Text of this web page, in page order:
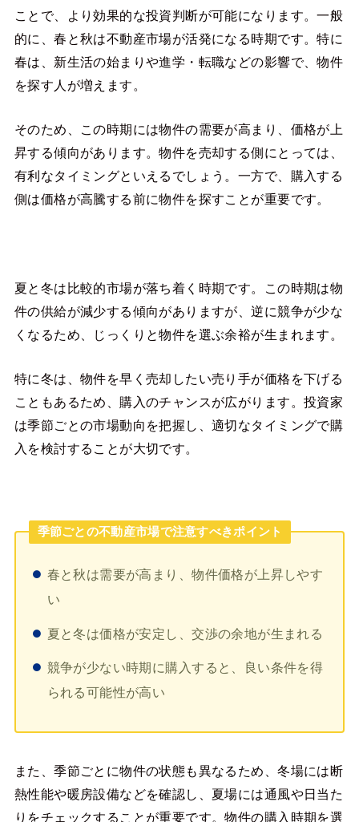
ことで、より効果的な投資判断が可能になります。一般
的に、春と秋は不動産市場が活発になる時期です。特に
春は、新生活の始まりや進学・転職などの影響で、物件
を探す人が増えます。
そのため、この時期には物件の需要が高まり、価格が上
昇する傾向があります。物件を売却する側にとっては、
有利なタイミングといえるでしょう。一方で、購入する
側は価格が高騰する前に物件を探すことが重要です。
夏と冬は比較的市場が落ち着く時期です。この時期は物
件の供給が減少する傾向がありますが、逆に競争が少な
くなるため、じっくりと物件を選ぶ余裕が生まれます。
特に冬は、物件を早く売却したい売り手が価格を下げる
こともあるため、購入のチャンスが広がります。投資家
は季節ごとの市場動向を把握し、適切なタイミングで購
入を検討することが大切です。
季節ごとの不動産市場で注意すべきポイント
春と秋は需要が高まり、物件価格が上昇しやす
い
夏と冬は価格が安定し、交渉の余地が生まれる
競争が少ない時期に購入すると、良い条件を得
られる可能性が高い
また、季節ごとに物件の状態も異なるため、冬場には断
熱性能や暖房設備などを確認し、夏場には通風や日当た
りをチェックすることが重要です。物件の購入時期を選